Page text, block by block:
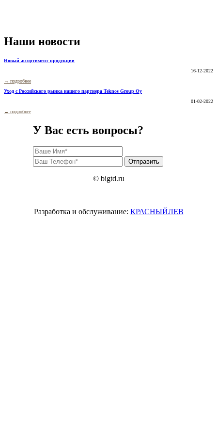
Наши новости
Новый ассортимент продукции
16-12-2022
→ подробнее
Уход с Российского рынка нашего партнера Teknos Group Oy
01-02-2022
→ подробнее
У Вас есть вопросы?
© bigtd.ru
Разработка и обслуживание: КРАСНЫЙЛЕВ